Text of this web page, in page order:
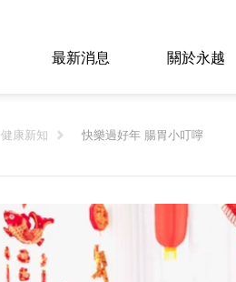
最新消息 關於永越
健康新知 快樂過好年 腸胃小叮嚀